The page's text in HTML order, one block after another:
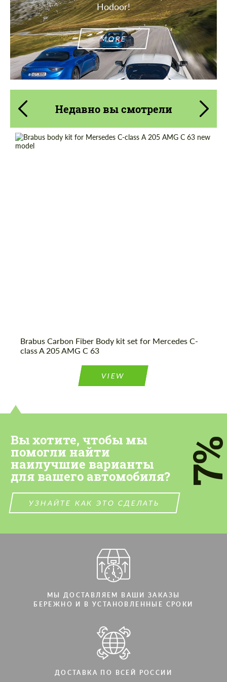
Hodoor!
MORE
Недавно вы смотрели
Brabus Carbon Fiber Body kit set for Mercedes C-
class A 205 AMG C 63
VIEW
Вы хотите, чтобы мы
помогли найти
наилучшие варианты
для вашего автомобиля?
УЗНАЙТЕ КАК ЭТО СДЕЛАТЬ
МЫ ДОСТАВЛЯЕМ ВАШИ ЗАКАЗЫ
БЕРЕЖНО И В УСТАНОВЛЕННЫЕ СРОКИ
ДОСТАВКА ПО ВСЕЙ РОССИИ
СВЯЖИТЕСЬ СО МНОЙ
Мы говорим на вашем языке
СВЯЖИТЕСЬ СО МНОЙ
Мы говорим на вашем языке